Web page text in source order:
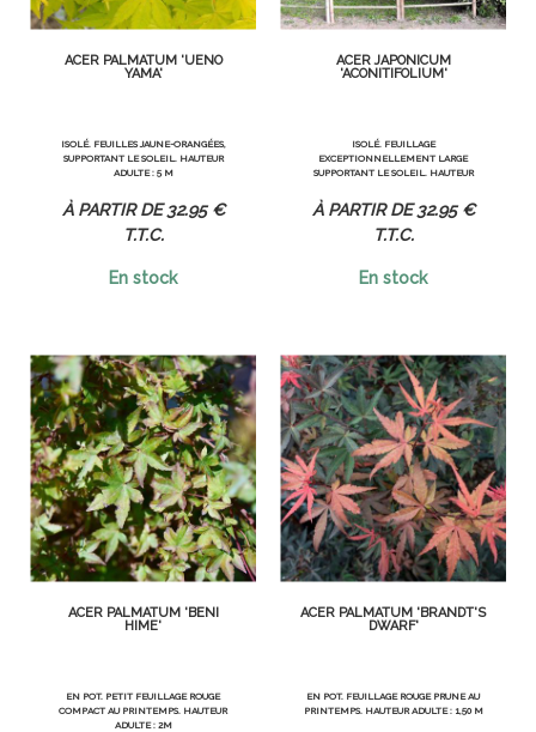
ACER PALMATUM 'UENO
YAMA'
ISOLÉ. FEUILLES JAUNE-ORANGÉES,
SUPPORTANT LE SOLEIL. HAUTEUR
ADULTE : 5 M
32.95 €
T.T.C.
En stock
ACER JAPONICUM
'ACONITIFOLIUM'
ISOLÉ. FEUILLAGE
EXCEPTIONNELLEMENT LARGE
SUPPORTANT LE SOLEIL. HAUTEUR
32.95 €
T.T.C.
En stock
ACER PALMATUM 'BENI
HIME'
EN POT. PETIT FEUILLAGE ROUGE
COMPACT AU PRINTEMPS. HAUTEUR
ADULTE : 2M
ACER PALMATUM 'BRANDT'S
DWARF'
EN POT. FEUILLAGE ROUGE PRUNE AU
PRINTEMPS. HAUTEUR ADULTE : 1,50 M